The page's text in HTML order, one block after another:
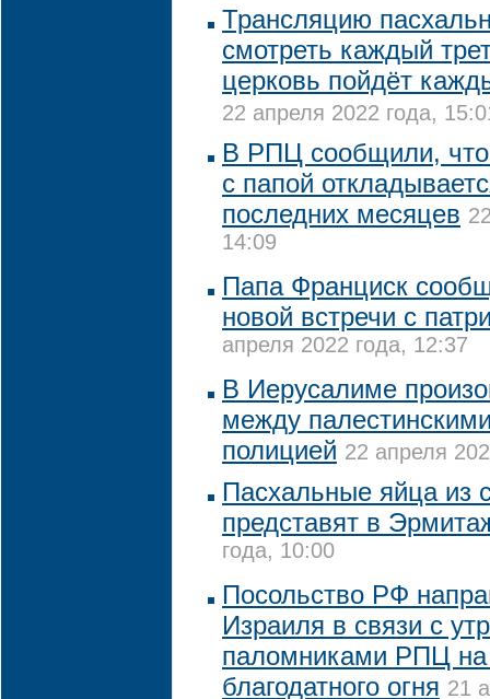
Трансляцию
смотреть каждый
церковь пойдёт
22 апреля 2022 года,
В РПЦ сообщили, что
с папой
последних месяцев
14:09
Папа Франциск
новой встречи с
апреля 2022 года, 12:37
В Иерусалиме
между
полицией 22 апреля
Пасхальные яйца из
представят в
года, 10:00
Посольство РФ
Израиля в связи с
паломниками РПЦ на
благодатного огня 21